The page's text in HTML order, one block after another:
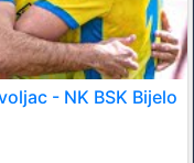
- NK BSK Bijelo